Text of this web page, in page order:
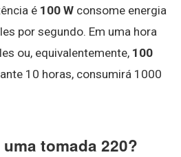
é 100 W consome energia
por segundo. Em uma hora
ou, equivalentemente, 100
10 horas, consumirá 1000
tomada 220?